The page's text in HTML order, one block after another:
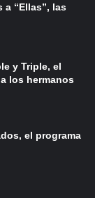
a “Ellas”, las
y Triple, el
los hermanos
el programa